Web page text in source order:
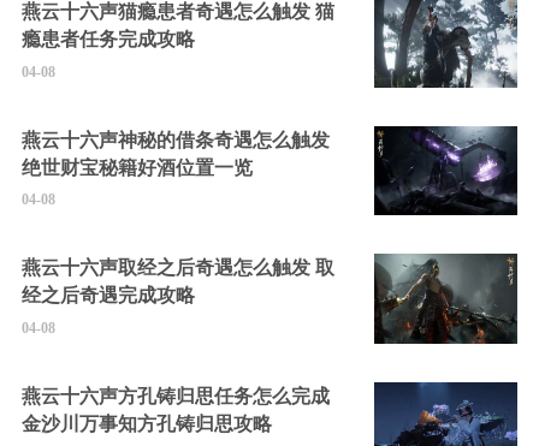
燕云十六声猫瘾患者奇遇怎么触发 猫
瘾患者任务完成攻略
04-08
燕云十六声神秘的借条奇遇怎么触发
绝世财宝秘籍好酒位置一览
04-08
燕云十六声取经之后奇遇怎么触发 取
经之后奇遇完成攻略
04-08
燕云十六声方孔铸归思任务怎么完成
金沙川万事知方孔铸归思攻略